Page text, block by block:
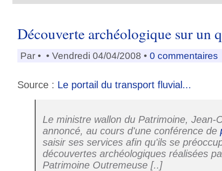
Découverte archéologique sur un
Par • • Vendredi 04/04/2008 • 0 commentaires
Source : Le portail du transport fluvial...
Le ministre wallon du Patrimoine, Jean-
annoncé, au cours d'une conférence de
saisir ses services afin qu'ils se
découvertes archéologiques réalisées
Patrimoine Outremeuse [..]